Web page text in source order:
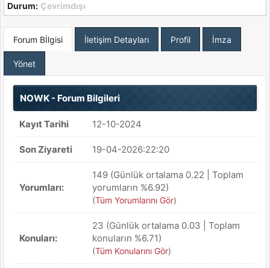
Durum: Çevrimdışı
Forum Bİlgisi İletişim Detayları Profil İmza
Yönet
NOWK - Forum Bilgileri
Kayıt Tarihi 12-10-2024
Son Ziyareti 19-04-2026:22:20
Yorumları:
149 (Günlük ortalama 0.22 | Toplam
yorumların %6.92)
(Tüm Yorumlarını Gör)
Konuları:
23 (Günlük ortalama 0.03 | Toplam
konuların %6.71)
(Tüm Konularını Gör)